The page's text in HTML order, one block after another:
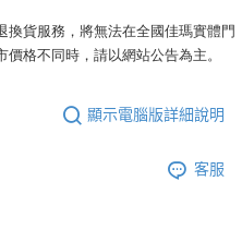
貨服務，將無法在全國佳瑪實體門
格不同時，請以網站公告為主。
顯示電腦版詳細說明
客服